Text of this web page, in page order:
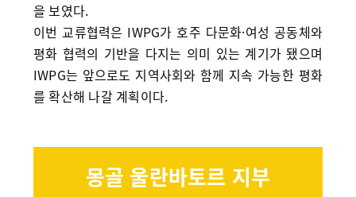
을 보였다.
이번 교류협력은 IWPG가 호주 다문화·여성 공동체와
평화 협력의 기반을 다지는 의미 있는 계기가 됐으며
IWPG는 앞으로도 지역사회와 함께 지속 가능한 평화
를 확산해 나갈 계획이다.
몽골 울란바토르 지부